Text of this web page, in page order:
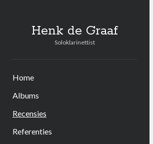
Henk de Graaf
Soloklarinettist
Home
Albums
Recensies
Referenties